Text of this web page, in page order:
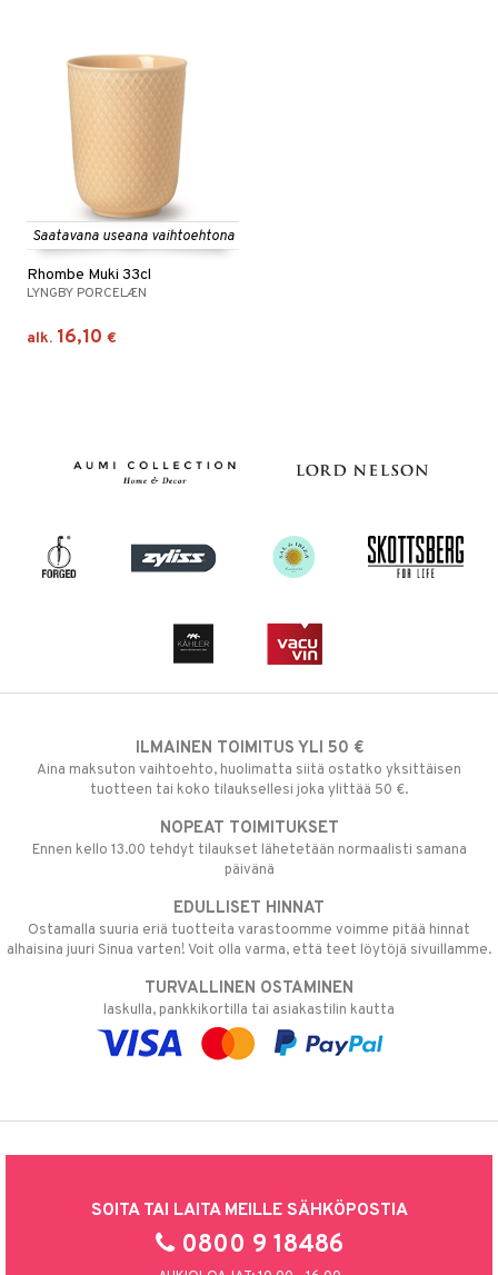
Saatavana useana vaihtoehtona
Rhombe Muki 33cl
LYNGBY PORCELÆN
alk. 16,10 €
ILMAINEN TOIMITUS YLI 50 €
Aina maksuton vaihtoehto, huolimatta siitä ostatko yksittäisen
tuotteen tai koko tilauksellesi joka ylittää 50 €.
NOPEAT TOIMITUKSET
Ennen kello 13.00 tehdyt tilaukset lähetetään normaalisti samana
päivänä
EDULLISET HINNAT
Ostamalla suuria eriä tuotteita varastoomme voimme pitää hinnat
alhaisina juuri Sinua varten! Voit olla varma, että teet löytöjä sivuillamme.
TURVALLINEN OSTAMINEN
laskulla, pankkikortilla tai asiakastilin kautta
SOITA TAI LAITA MEILLE SÄHKÖPOSTIA
0800 9 18486